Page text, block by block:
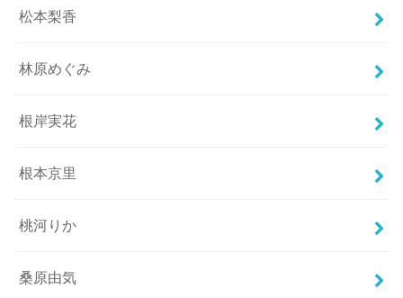
松本梨香
林原めぐみ
根岸実花
根本京里
桃河りか
桑原由気